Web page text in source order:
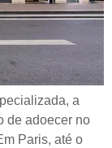
a
de adoecer no
Paris, até o